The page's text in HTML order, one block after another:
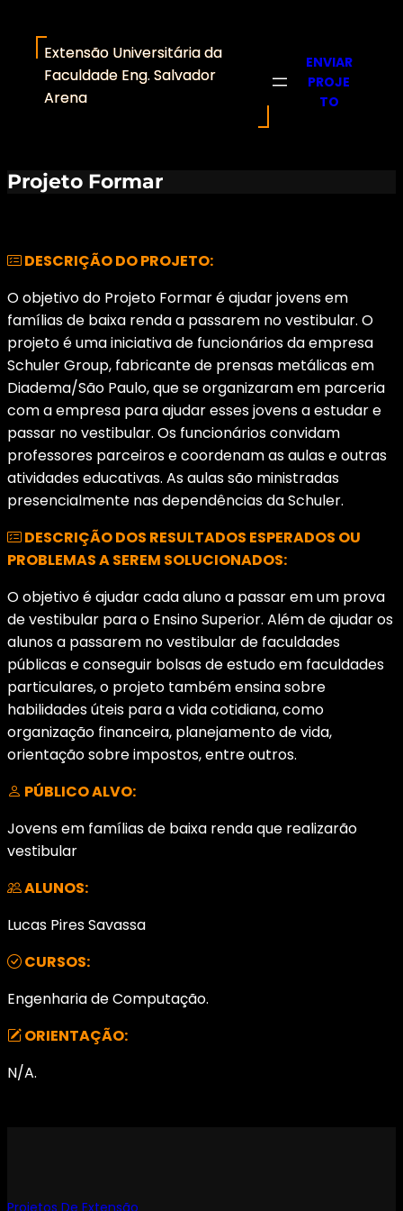
Extensão Universitária da
Faculdade Eng. Salvador
Arena
ENVIAR
PROJE
TO
Projeto Formar
DESCRIÇÃO DO PROJETO:
O objetivo do Projeto Formar é ajudar jovens em
famílias de baixa renda a passarem no vestibular. O
projeto é uma iniciativa de funcionários da empresa
Schuler Group, fabricante de prensas metálicas em
Diadema/São Paulo, que se organizaram em parceria
com a empresa para ajudar esses jovens a estudar e
passar no vestibular. Os funcionários convidam
professores parceiros e coordenam as aulas e outras
atividades educativas. As aulas são ministradas
presencialmente nas dependências da Schuler.
DESCRIÇÃO DOS RESULTADOS ESPERADOS OU
PROBLEMAS A SEREM SOLUCIONADOS:
O objetivo é ajudar cada aluno a passar em um prova
de vestibular para o Ensino Superior. Além de ajudar os
alunos a passarem no vestibular de faculdades
públicas e conseguir bolsas de estudo em faculdades
particulares, o projeto também ensina sobre
habilidades úteis para a vida cotidiana, como
organização financeira, planejamento de vida,
orientação sobre impostos, entre outros.
PÚBLICO ALVO:
Jovens em famílias de baixa renda que realizarão
vestibular
ALUNOS:
Lucas Pires Savassa
CURSOS:
Engenharia de Computação.
ORIENTAÇÃO:
N/A.